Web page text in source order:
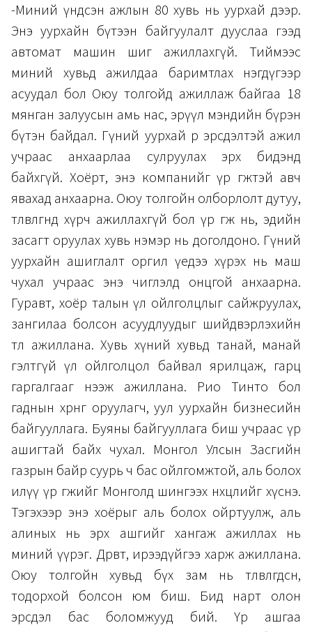
-Миний үндсэн ажлын 80 хувь нь уурхай дээр.
Энэ уурхайн бүтээн байгуулалт дууслаа гээд
автомат машин шиг ажиллахгүй. Тиймээс
миний хувьд ажилдаа баримтлах нэгдүгээр
асуудал бол Оюу толгойд ажиллаж байгаа 18
мянган залуусын амь нас, эрүүл мэндийн бүрэн
бүтэн байдал. Гүний уурхай өөрөө эрсдэлтэй ажил
учраас анхаарлаа сулруулах эрх бидэнд
байхгүй. Хоёрт, энэ компанийг үр өгөөжтэй авч
явахад анхаарна. Оюу толгойн олборлолт дутуу,
төлөвлөгөөндөө хүрч ажиллахгүй бол үр өгөөж нь, эдийн
засагт оруулах хувь нэмэр нь доголдоно. Гүний
уурхайн ашиглалт оргил үедээ хүрэх нь маш
чухал учраас энэ чиглэлд онцгой анхаарна.
Гуравт, хоёр талын үл ойлголцлыг сайжруулах,
зангилаа болсон асуудлуудыг шийдвэрлэхийн
төлөө ажиллана. Хувь хүний хувьд танай, манай
гэлтгүй үл ойлголцол байвал ярилцаж, гарц
гаргалгааг нээж ажиллана. Рио Тинто бол
гаднын хөрөнгө оруулагч, уул уурхайн бизнесийн
байгууллага. Буяны байгууллага биш учраас үр
ашигтай байх чухал. Монгол Улсын Засгийн
газрын байр суурь ч бас ойлгомжтой, аль болох
илүү үр өгөөжийг Монголд шингээх нөхцөлийг хүснэ.
Тэгэхээр энэ хоёрыг аль болох ойртуулж, аль
алиных нь эрх ашгийг хангаж ажиллах нь
миний үүрэг. Дөрөвт, ирээдүйгээ харж ажиллана.
Оюу толгойн хувьд бүх зам нь төлөвлөгдсөн,
тодорхой болсон юм биш. Бид нарт олон
эрсдэл бас боломжууд бий. Үр ашгаа